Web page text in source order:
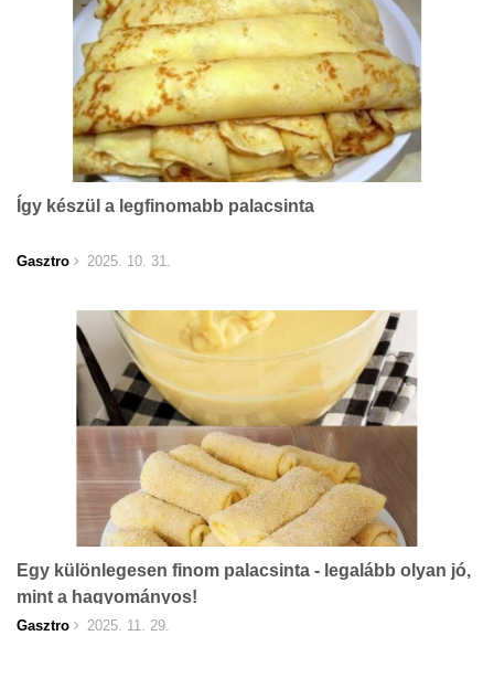
Így készül a legfinomabb palacsinta
Gasztro 2025. 10. 31.
Egy különlegesen finom palacsinta - legalább olyan jó,
mint a hagyományos!
Gasztro 2025. 11. 29.